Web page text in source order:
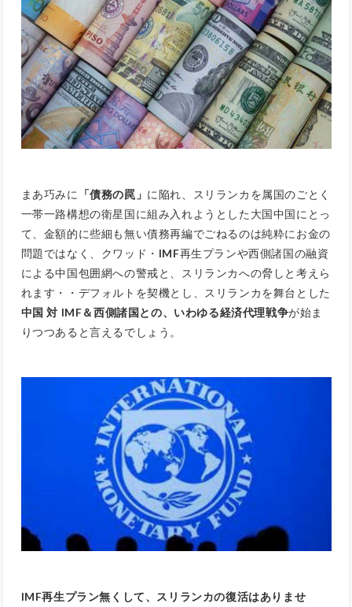
まあ巧みに 「債務の罠」 に陥れ、スリランカを属国のごとく
一帯一路構想の衛星国に組み入れようとした大国中国にとっ
て、金額的に些細も無い債務再編でごねるのは純粋にお金の
問題ではなく、クワッド・ IMF再生プランや西側諸国の融資
による中国包囲網への警戒と、スリランカへの脅しと考えら
れます・・デフォルトを契機とし、スリランカを舞台とした
中国 対 IMF＆西側諸国との、いわゆる経済代理戦争が始ま
りつつあると言えるでしょう。
IMF再生プラン無くして、スリランカの復活はありませ